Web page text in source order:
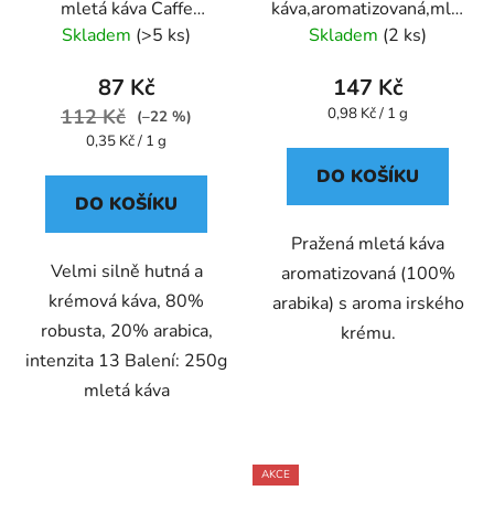
mletá káva Caffe
Pompeii
Skladem (>5 ks)
87 Kč
112 Kč
(–22 %)
Měrná
0,35 Kč / 1 g
DO KOŠÍKU
Velmi silně hutná a
krémová káva, 80%
robusta, 20% arabica,
intenzita 13 Balení: 250g
mletá káva
káva,aromatizovaná,mletá
- Oxalis
Skladem (2 ks)
147 Kč
Měrná
0,98 Kč / 1 g
DO KOŠÍKU
Pražená mletá káva
aromatizovaná (100%
arabika) s aroma irského
krému.
AKCE